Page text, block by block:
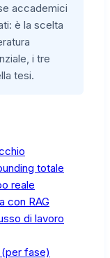
accademici
è la scelta
i tre
tesi.
totale
reale
con RAG
di lavoro
fase)